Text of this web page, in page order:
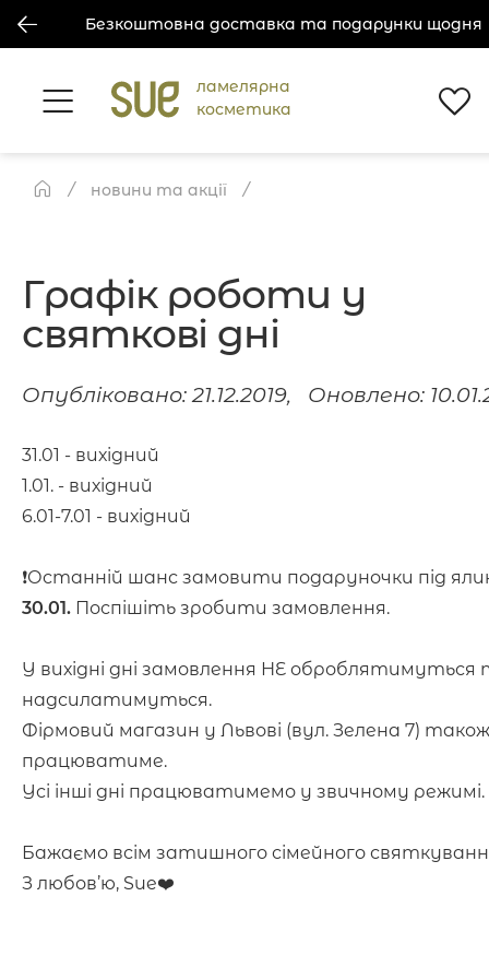
Безкоштовна доставка та подарунки щодня
ламелярна
косметика
новини та акції
Графік роботи у
святкові дні
Опубліковано: 21.12.2019, Оновлено:
31.01 - вихідний
1.01. - вихідний
6.01-7.01 - вихідний
❗️Останній шанс замовити подаруночки під
30.01. Поспішіть зробити замовлення.
У вихідні дні замовлення НЕ оброблятимуться
надсилатимуться.
Фірмовий магазин у Львові (вул. Зелена 7)
працюватиме.
Усі інші дні працюватимемо у звичному режимі.
Бажаємо всім затишного сімейного
З любов’ю, Sue❤️